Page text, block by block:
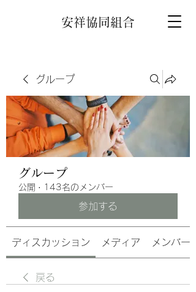
安祥協同組合
グループ
グループ
公開 · 143名のメンバー
参加する
ディスカッション メディア メンバー
戻る